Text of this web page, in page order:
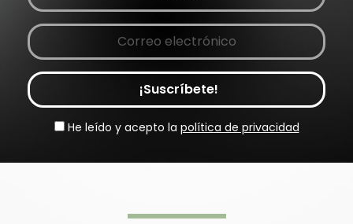
¡Suscríbete!
He leído y acepto la política de privacidad